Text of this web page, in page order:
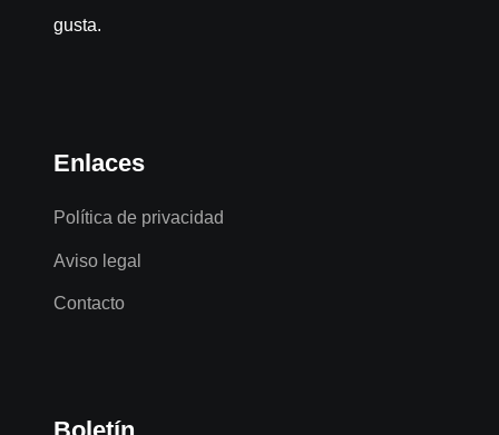
gusta.
Enlaces
Política de privacidad
Aviso legal
Contacto